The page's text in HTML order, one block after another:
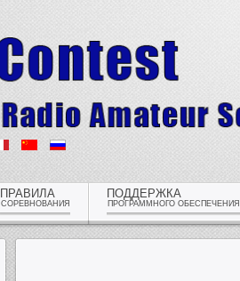
ПРАВИЛА
СОРЕВНОВАНИЯ
ПОДДЕРЖКА
ПРОГРАММНОГО ОБЕСПЕЧЕНИЯ